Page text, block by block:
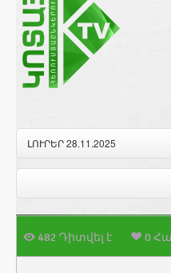
ԼՈՒՐԵՐ 28.11.2025
482 Դիտվել է 0